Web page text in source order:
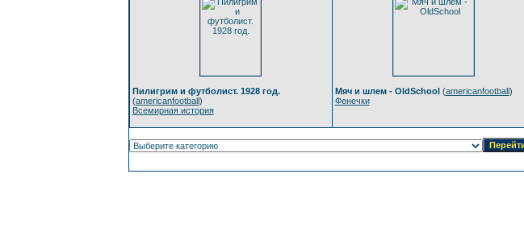
Пилигрим и футболист. 1928 год.
(americanfootball)
Всемирная история
Мяч и шлем - OldSchool(americanfootball)
Фенечки